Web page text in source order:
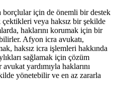
borçlular için de önemli bir destek
veya haksız bir şekilde
haklarını korumak için bir
Afyon icra avukatı,
haksız icra işlemleri hakkında
sağlamak için çözüm
yardımıyla haklarını
yönetebilir ve en az zararla